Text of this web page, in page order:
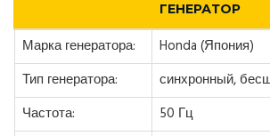
ГЕНЕРАТОР
Марка генератора:
Honda (Япония)
Тип генератора:
синхронный,
Частота:
50 Гц